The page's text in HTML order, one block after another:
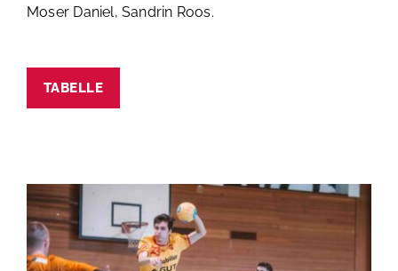
Moser Daniel, Sandrin Roos.
TABELLE